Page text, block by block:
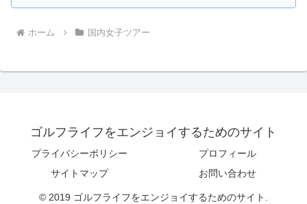
ホーム 国内女子ツアー
ゴルフライフをエンジョイするためのサイト
プライバシーポリシー
プロフィール
サイトマップ
お問い合わせ
© 2019 ゴルフライフをエンジョイするためのサイト.